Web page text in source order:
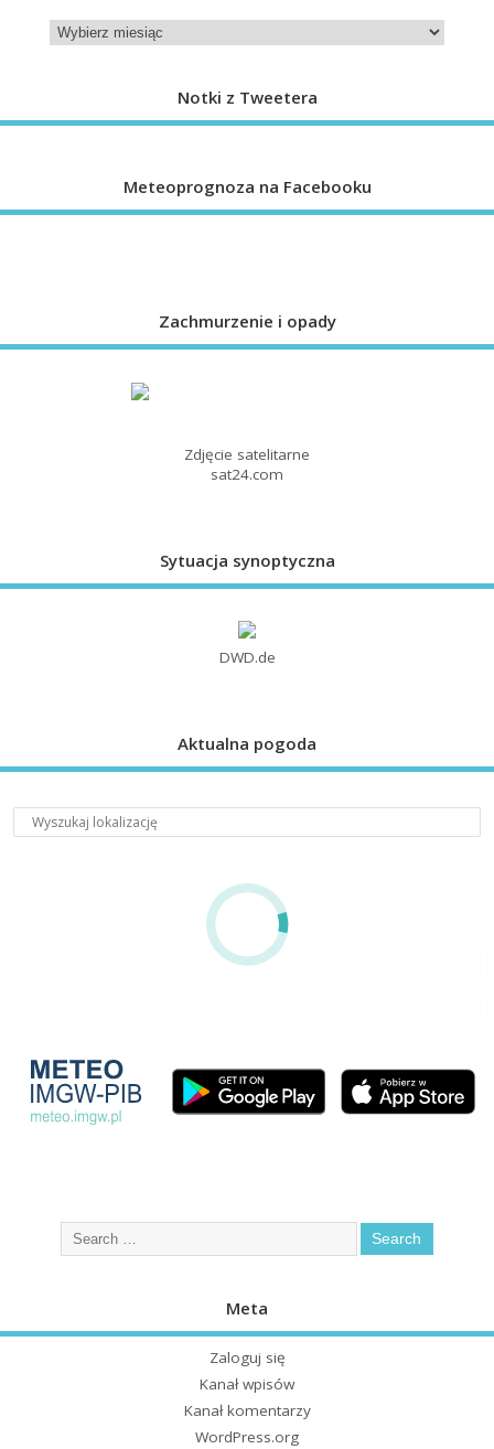
Notki z Tweetera
Meteoprognoza na Facebooku
Zachmurzenie i opady
Zdjęcie satelitarne
sat24.com
Sytuacja synoptyczna
DWD.de
Aktualna pogoda
Meta
Zaloguj się
Kanał wpisów
Kanał komentarzy
WordPress.org